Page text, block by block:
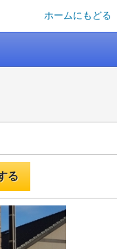
ホームにもどる
る